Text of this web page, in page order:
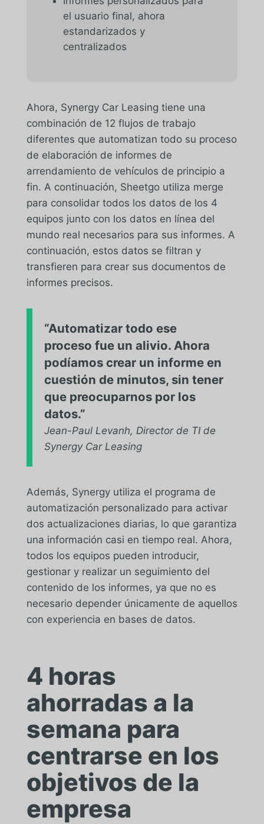
el usuario final, ahora
estandarizados y
centralizados
Ahora, Synergy Car Leasing tiene una
combinación de 12 flujos de trabajo
diferentes que automatizan todo su proceso
de elaboración de informes de
arrendamiento de vehículos de principio a
fin. A continuación, Sheetgo utiliza merge
para consolidar todos los datos de los 4
equipos junto con los datos en línea del
mundo real necesarios para sus informes. A
continuación, estos datos se filtran y
transfieren para crear sus documentos de
informes precisos.
“Automatizar todo ese
proceso fue un alivio. Ahora
podíamos crear un informe en
cuestión de minutos, sin tener
que preocuparnos por los
datos.”
Jean-Paul Levanh, Director de TI de
Synergy Car Leasing
Además, Synergy utiliza el programa de
automatización personalizado para activar
dos actualizaciones diarias, lo que garantiza
una información casi en tiempo real. Ahora,
todos los equipos pueden introducir,
gestionar y realizar un seguimiento del
contenido de los informes, ya que no es
necesario depender únicamente de aquellos
con experiencia en bases de datos.
4 horas
ahorradas a la
semana para
centrarse en los
objetivos de la
empresa